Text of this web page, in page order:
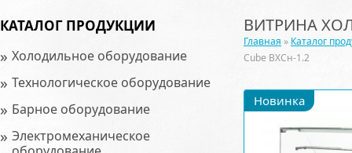
КАТАЛОГ ПРОДУКЦИИ
» Холодильное оборудование
» Технологическое оборудование
» Барное оборудование
» Электромеханическое
ВИТРИНА
Главная » Каталог
Cube ВХСн-1.2
Новинка